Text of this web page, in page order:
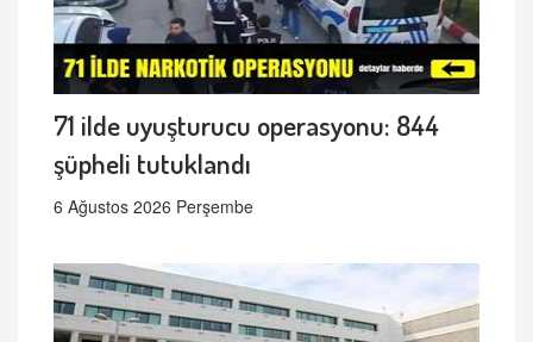
71 ilde uyuşturucu operasyonu: 844
şüpheli tutuklandı
6 Ağustos 2026 Perşembe